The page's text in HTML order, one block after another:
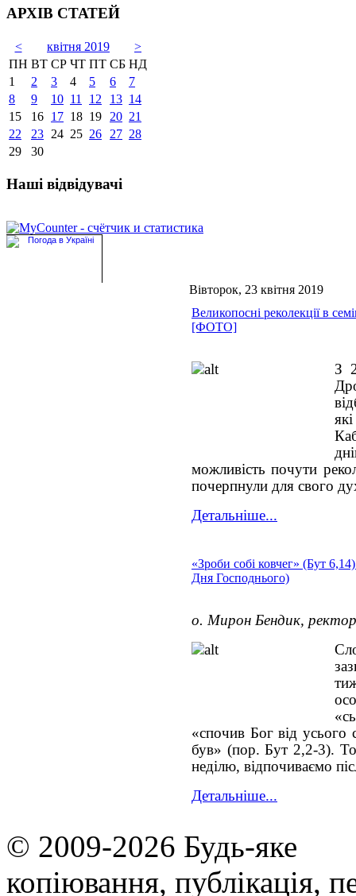
АРХІВ СТАТЕЙ
< квітня 2019
>
ПН ВТ СР ЧТ ПТ СБ НД
1
2 3 4 5 6
7
8
9 10 11 12 13 14
15
16 17 18 19 20 21
22
23 24 25 26 27 28
29
30
Наші відвідувачі
Вівторок, 23 квітня 2019
Великопосні реколекції в
[ФОТО]
З
можливість почути
почерпнули для свого
Детальніше...
«Зроби собі ковчег» (Бут
Дня Господнього)
о. Мирон Бендик,
«спочив Бог від усього
був» (пор. Бут 2,2-3).
неділю, відпочиваємо
Детальніше...
© 2009-2026 Будь-яке
копiювання, публiкацiя,